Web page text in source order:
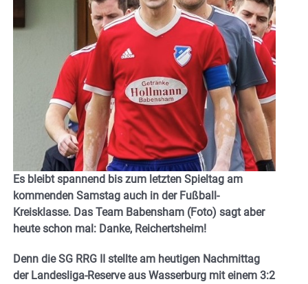
Es bleibt spannend bis zum letzten Spieltag am
kommenden Samstag auch in der Fußball-
Kreisklasse. Das Team Babensham (Foto) sagt aber
heute schon mal: Danke, Reichertsheim!
Denn die SG RRG II stellte am heutigen Nachmittag
der Landesliga-Reserve aus Wasserburg mit einem 3:2